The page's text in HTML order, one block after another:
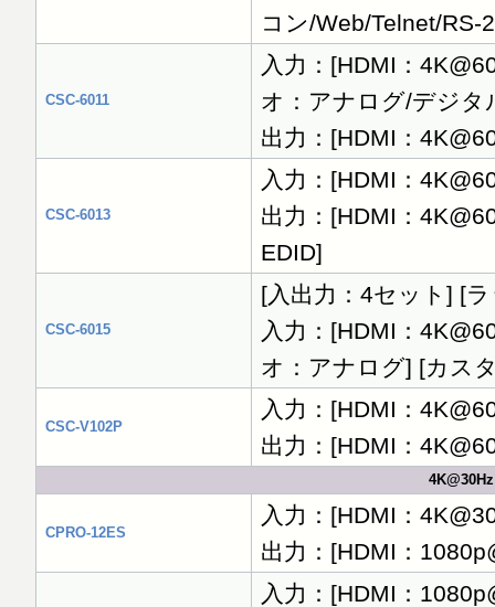
コン/Web/Telnet/RS-
CSC-6011
入力：[HDMI：
オ：アナログ/デジタ
出力：[HDMI：
CSC-6013
入力：[HDMI：
出力：[HDMI：
EDID]
CSC-6015
[入出力：4セット] [
入力：[HDMI：
オ：アナログ] [カス
CSC-V102P
入力：[HDMI：
出力：[HDMI：
CPRO-12ES
入力：[HDMI：
出力：[HDMI：
入力：[HDMI：